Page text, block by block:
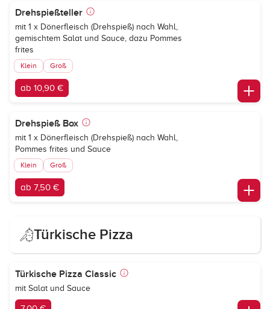
Drehspießteller
mit 1 x Dönerfleisch (Drehspieß) nach Wahl,
gemischtem Salat und Sauce, dazu Pommes
frites
Klein Groß
ab 10,90 €
Drehspieß Box
mit 1 x Dönerfleisch (Drehspieß) nach Wahl,
Pommes frites und Sauce
Klein Groß
ab 7,50 €
Türkische Pizza
Türkische Pizza Classic
mit Salat und Sauce